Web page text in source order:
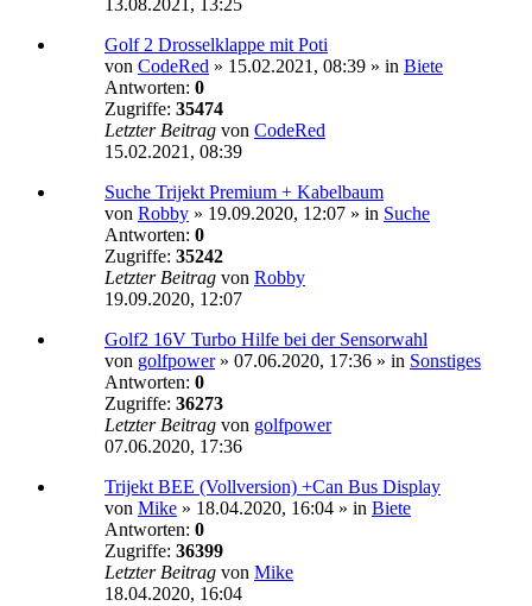
13.08.2021, 13:25
Golf 2 Drosselklappe mit Poti
von CodeRed » 15.02.2021, 08:39 » in Biete
Antworten: 0
Zugriffe: 35474
Letzter Beitrag von CodeRed
15.02.2021, 08:39
Suche Trijekt Premium + Kabelbaum
von Robby » 19.09.2020, 12:07 » in Suche
Antworten: 0
Zugriffe: 35242
Letzter Beitrag von Robby
19.09.2020, 12:07
Golf2 16V Turbo Hilfe bei der Sensorwahl
von golfpower» 07.06.2020, 17:36 » in Sonstiges
Antworten: 0
Zugriffe: 36273
Letzter Beitrag von golfpower
07.06.2020, 17:36
Trijekt BEE (Vollversion) +Can Bus Display
von Mike » 18.04.2020, 16:04 » in Biete
Antworten: 0
Zugriffe: 36399
Letzter Beitrag von Mike
18.04.2020, 16:04